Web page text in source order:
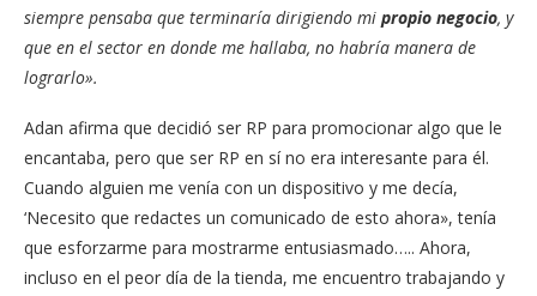
siempre pensaba que terminaría dirigiendo mi propio negocio, y
que en el sector en donde me hallaba, no habría manera de
lograrlo».
Adan afirma que decidió ser RP para promocionar algo que le
encantaba, pero que ser RP en sí no era interesante para él.
Cuando alguien me venía con un dispositivo y me decía,
‘Necesito que redactes un comunicado de esto ahora», tenía
que esforzarme para mostrarme entusiasmado….. Ahora,
incluso en el peor día de la tienda, me encuentro trabajando y